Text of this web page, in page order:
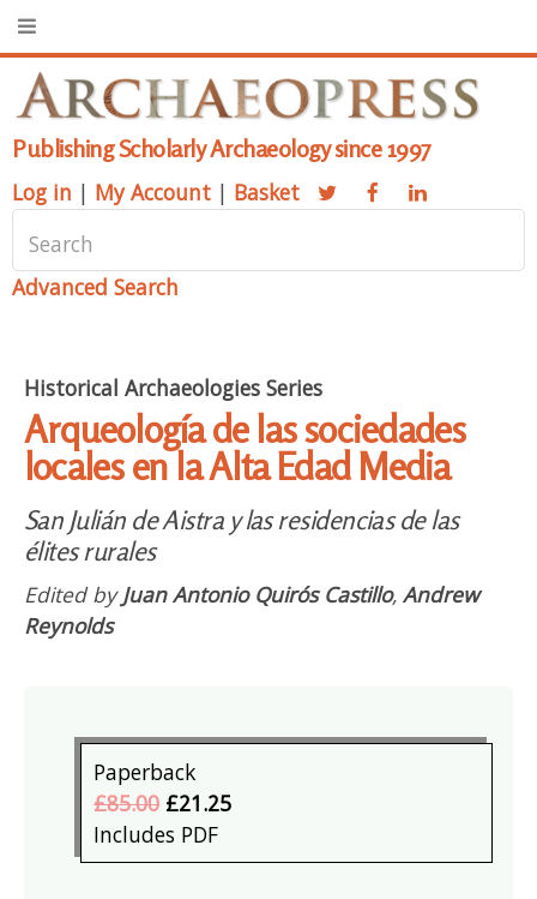
Publishing Scholarly Archaeology since 1997
Log in | My Account | Basket
Advanced Search
Historical Archaeologies Series
Arqueología de las sociedades
locales en la Alta Edad Media
San Julián de Aistra y las residencias de las
élites rurales
Edited byJuan Antonio Quirós Castillo, Andrew
Reynolds
Paperback
£85.00 £21.25
Includes PDF